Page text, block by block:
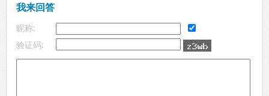
我来回答
昵称:
验证码: